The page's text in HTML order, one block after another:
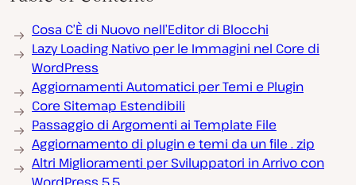
Cosa C’È di Nuovo nell’Editor di Blocchi
Lazy Loading Nativo per le Immagini nel Core di
WordPress
Aggiornamenti Automatici per Temi e Plugin
Core Sitemap Estendibili
Passaggio di Argomenti ai Template File
Aggiornamento di plugin e temi da un file . zip
Altri Miglioramenti per Sviluppatori in Arrivo con